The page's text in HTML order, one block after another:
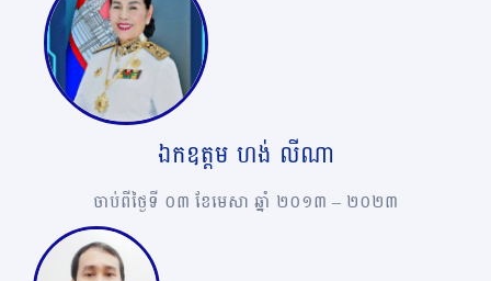
ឯកឧត្តម ហង់ លីណា
ចាប់ពីថ្ងៃទី ០៣ ខែមេសា ឆ្នាំ ២០១៣ – ២០២៣